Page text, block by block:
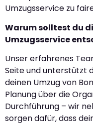
Umzugsservice zu
Warum solltest du
Umzugsservice
Unser erfahrenes
Seite und unterstützt
deinen Umzug von
Planung über die
Durchführung – wir
sorgen dafür, dass